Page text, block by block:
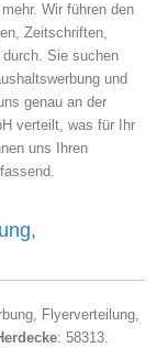
Wir führen den
Zeitschriften,
Sie suchen
und
genau an der
verteilt, was für Ihr
uns Ihren
Flyerverteilung,
: 58313.